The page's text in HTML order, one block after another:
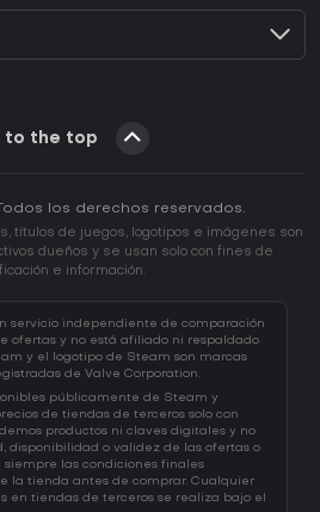
to the top
los derechos reservados.
títulos de juegos, logotipos e imágenes son
dueños y se usan solo con fines de
e información.
servicio independiente de comparación
ofertas y no está afiliado ni respaldado
y el logotipo de Steam son marcas
de Valve Corporation.
públicamente de Steam y
de tiendas de terceros solo con
productos ni claves digitales y no
disponibilidad o validez de las ofertas o
siempre las condiciones finales
la tienda antes de comprar. Cualquier
en tiendas de terceros se realiza bajo el